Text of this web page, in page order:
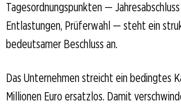
Tagesordnungspunkten —
Entlastungen, Prüferwahl — steht ein
bedeutsamer Beschluss an.
Das Unternehmen streicht ein bedingtes
Millionen Euro ersatzlos. Damit